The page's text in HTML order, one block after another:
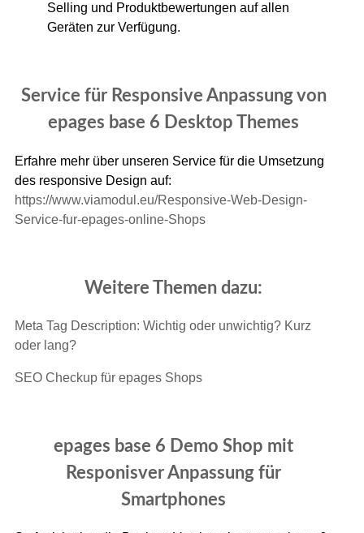
Selling und Produktbewertungen auf allen
Geräten zur Verfügung.
Service für Responsive Anpassung von
epages base 6 Desktop Themes
Erfahre mehr über unseren Service für die Umsetzung
des responsive Design auf:
https://www.viamodul.eu/Responsive-Web-Design-
Service-fur-epages-online-Shops
Weitere Themen dazu:
Meta Tag Description: Wichtig oder unwichtig? Kurz
oder lang?
SEO Checkup für epages Shops
epages base 6 Demo Shop mit
Responisver Anpassung für
Smartphones